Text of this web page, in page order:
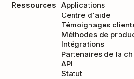
Ressources
Applications
Centre d'aide
Témoignages
Méthodes de
Intégrations
Partenaires de la
API
Statut